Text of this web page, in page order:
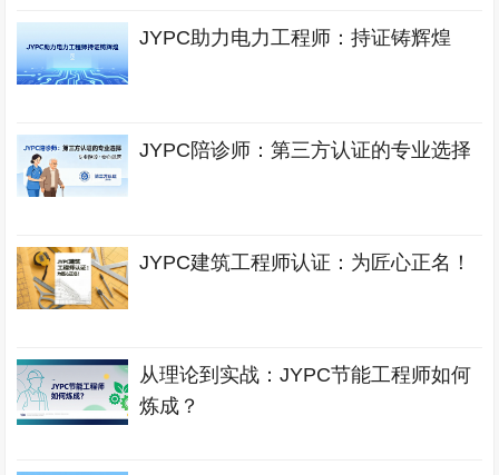
JYPC助力电力工程师：持证铸辉煌
JYPC陪诊师：第三方认证的专业选择
JYPC建筑工程师认证：为匠心正名！
从理论到实战：JYPC节能工程师如何
炼成？